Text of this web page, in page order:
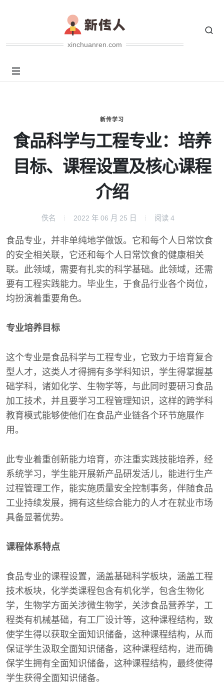
xinchuanren.com
新传学习
食品科学与工程专业：培养
目标、课程设置及核心课程
介绍
佚名 2022 年 06 月 25 日 阅读 4
食品专业，并非单纯地学做饭。它和每个人日常饮食
的安全相关联，它还和每个人日常饮食的健康相关
联。此领域，需要有扎实的科学基础。此领域，还需
要有工程实践能力。毕业生，于食品行业各个岗位，
均扮演着重要角色。
专业培养目标
这个专业是食品科学与工程专业，它致力于培育复合
型人才，这类人才得拥有多学科知识，学生得掌握基
础学科，诸如化学、生物学等，与此同时要研习食品
加工技术，并且要学习工程管理知识，这样的跨学科
教育模式能够使他们在食品产业链各个环节施展作
用。
此专业着重创新能力培育，亦注重实践技能培养，经
系统学习，学生能开展新产品研发活儿，能进行生产
过程管理工作，能实施质量安全控制事务，伴随食品
工业持续发展，拥有这些综合能力的人才在就业市场
具备显著优势。
课程体系特点
食品专业的课程设置，涵盖基础科学板块，涵盖工程
技术板块，化学类课程包含有机化学，包含生物化
学，生物学方面关涉微生物学，关涉食品营养学，工
程类有机械基础，有工厂设计等，这种课程结构，致
使学生得以获取全面知识储备，这种课程结构，从而
保证学生汲取全面知识储备，这种课程结构，进而确
保学生拥有全面知识储备，这种课程结构，最终使得
学生获得全面知识储备。